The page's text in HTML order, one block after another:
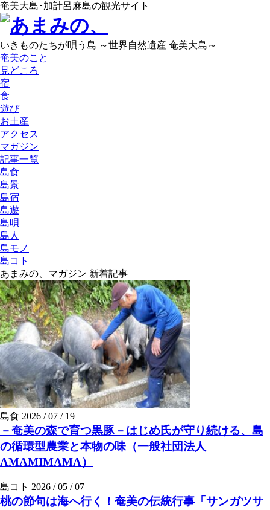
奄美大島･加計呂麻島の観光サイト
いきものたちが唄う島 ～世界自然遺産 奄美大島～
奄美のこと
見どころ
宿
食
遊び
お土産
アクセス
マガジン
記事一覧
島食
島景
島宿
島遊
島唄
島人
島モノ
島コト
あまみの、マガジン 新着記事
島食 2026 / 07 / 19
－奄美の森で育つ黒豚－はじめ氏が守り続ける、島
の循環型農業と本物の味（一般社団法人
AMAMIMAMA）
島コト 2026 / 05 / 07
桃の節句は海へ行く！奄美の伝統行事「サンガツサ